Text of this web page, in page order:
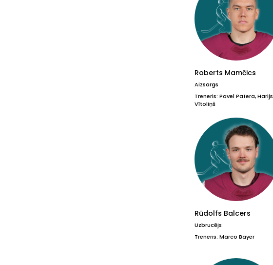
Roberts Mamčics
Aizsargs
Treneris: Pavel Patera, Harijs
Vītoliņš
Rūdolfs Balcers
Uzbrucējs
Treneris: Marco Bayer